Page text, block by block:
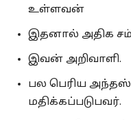
உள்ளவன்
இதனால் அதிக
இவன் அறிவாளி.
பல பெரிய
மதிக்கப்படுபவர்.